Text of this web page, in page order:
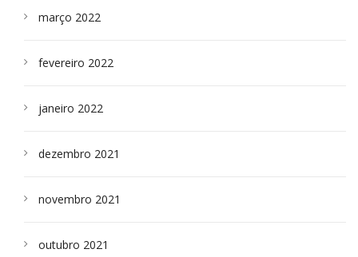
março 2022
fevereiro 2022
janeiro 2022
dezembro 2021
novembro 2021
outubro 2021